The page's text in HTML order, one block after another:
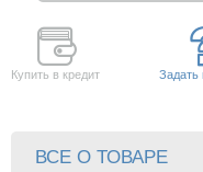
Купить в кредит Задать
ВСЕ О ТОВАРЕ